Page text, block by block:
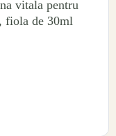
vitala pentru
fiola de 30ml